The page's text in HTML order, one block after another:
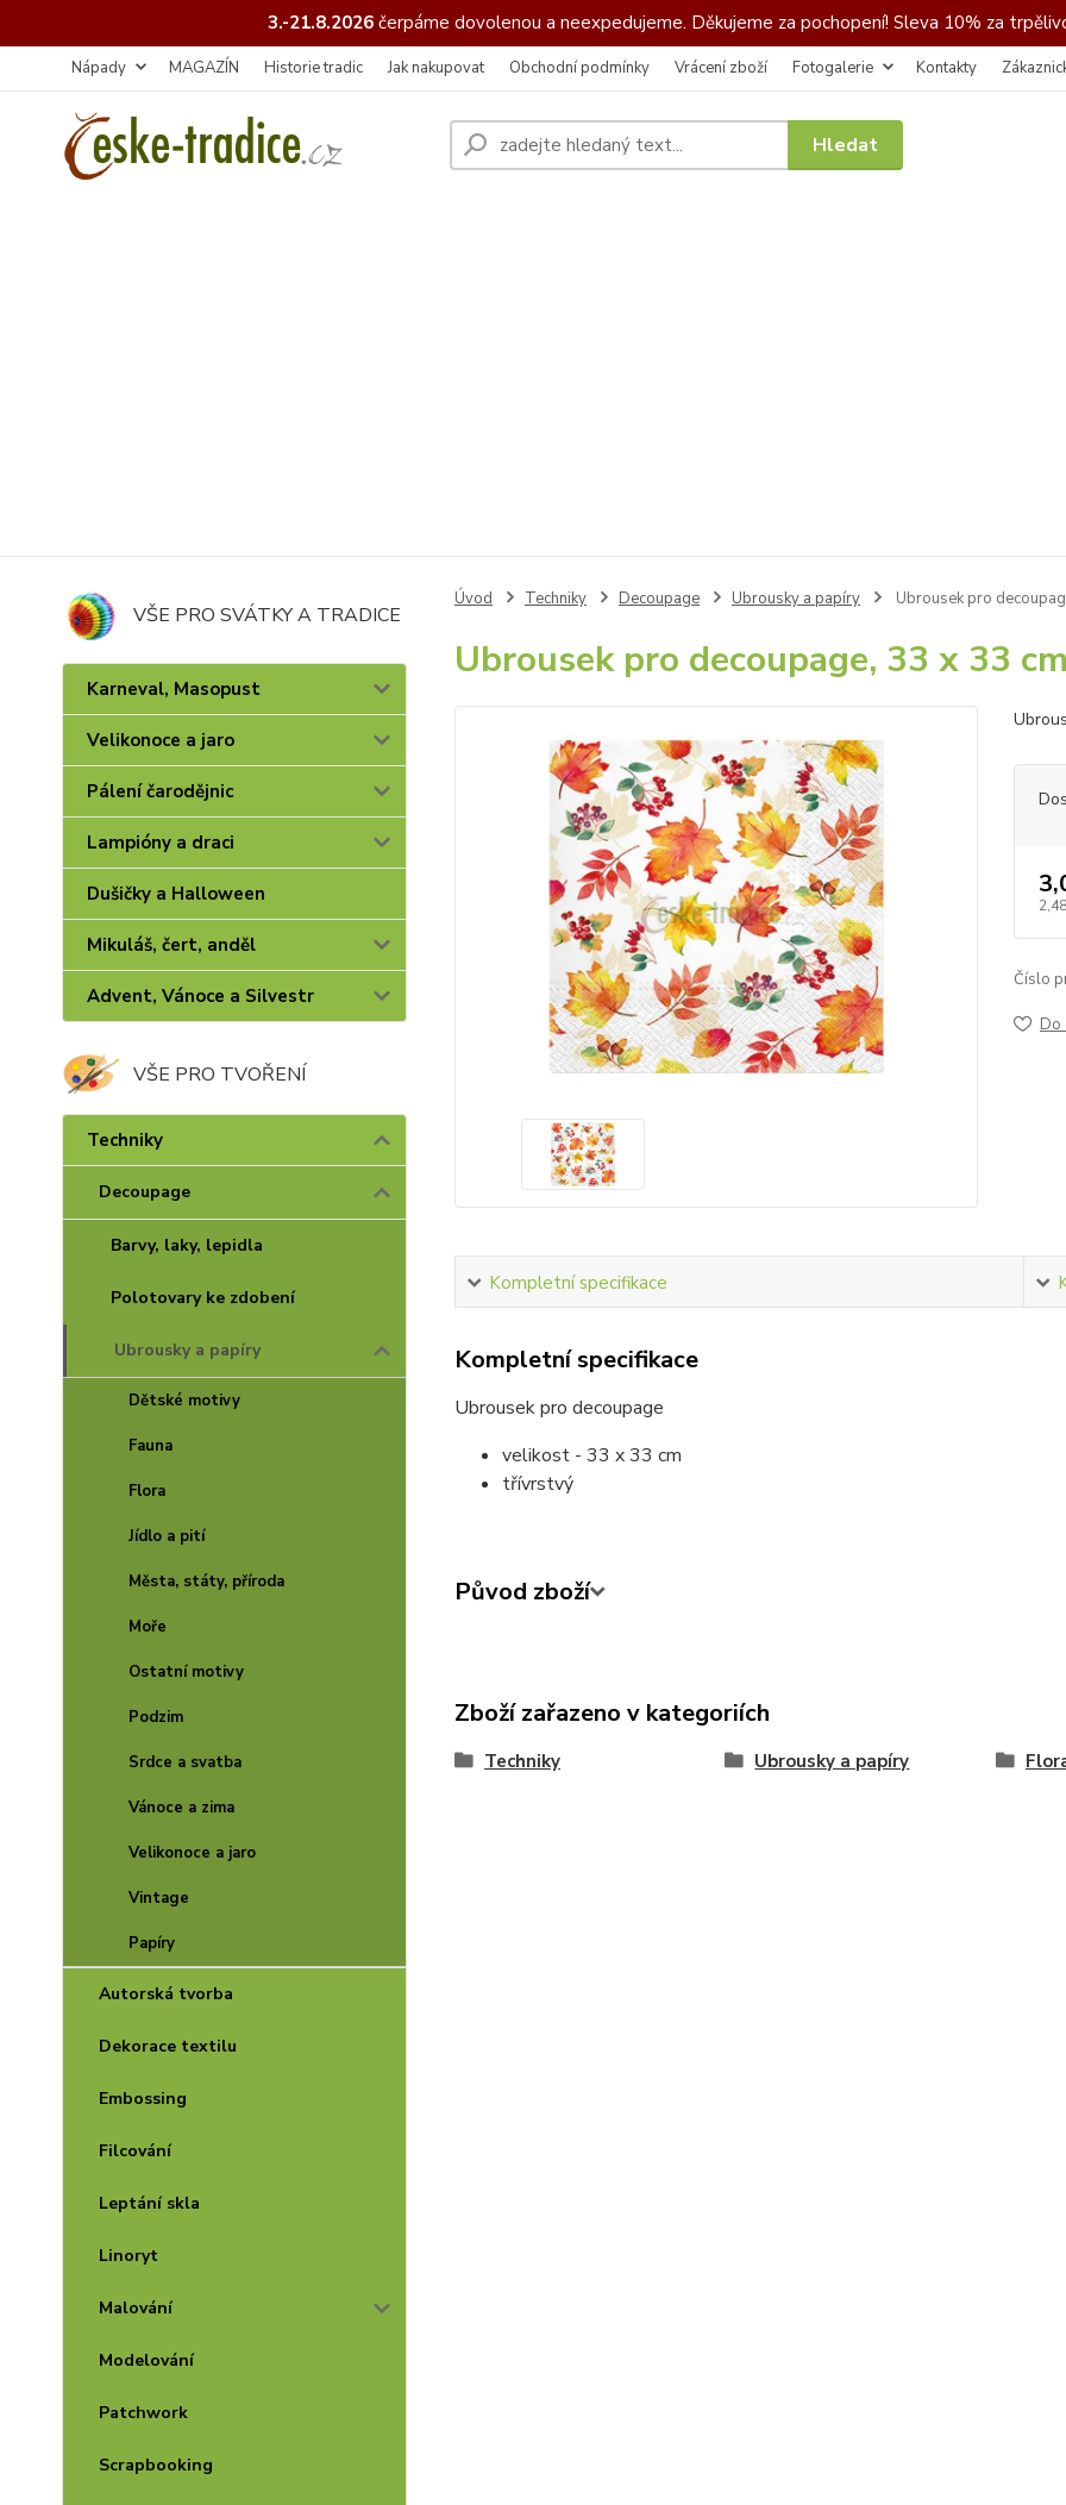
3.-21.8.2026čerpáme dovolenou a neexpedujeme. Děkujeme za pochopení! Sleva 10% za
Nápady MAGAZÍN Historie tradic Jak nakupovat Obchodní podmínky Vrácení zboží Fotogalerie Kontakty
Hledat
VŠE PRO SVÁTKY A TRADICE
Karneval, Masopust
Velikonoce a jaro
Pálení čarodějnic
Lampióny a draci
Dušičky a Halloween
Mikuláš, čert, anděl
Advent, Vánoce a Silvestr
VŠE PRO TVOŘENÍ
Techniky
Decoupage
Barvy, laky, lepidla
Polotovary ke zdobení
Ubrousky a papíry
Dětské motivy
Fauna
Flora
Jídlo a pití
Města, státy, příroda
Moře
Ostatní motivy
Podzim
Srdce a svatba
Vánoce a zima
Velikonoce a jaro
Vintage
Papíry
Autorská tvorba
Dekorace textilu
Embossing
Filcování
Leptání skla
Linoryt
Malování
Modelování
Patchwork
Scrapbooking
Úvod Techniky Decoupage Ubrousky a papíry Ubrousek pro
Ubrousek pro decoupage, 33 x 33
Číslo
Do
Kompletní specifikace
Kompletní specifikace
Ubrousek pro decoupage
velikost - 33 x 33 cm
třívrstvý
Původ zboží
Zboží zařazeno v kategoriích
Techniky Ubrousky a papíry